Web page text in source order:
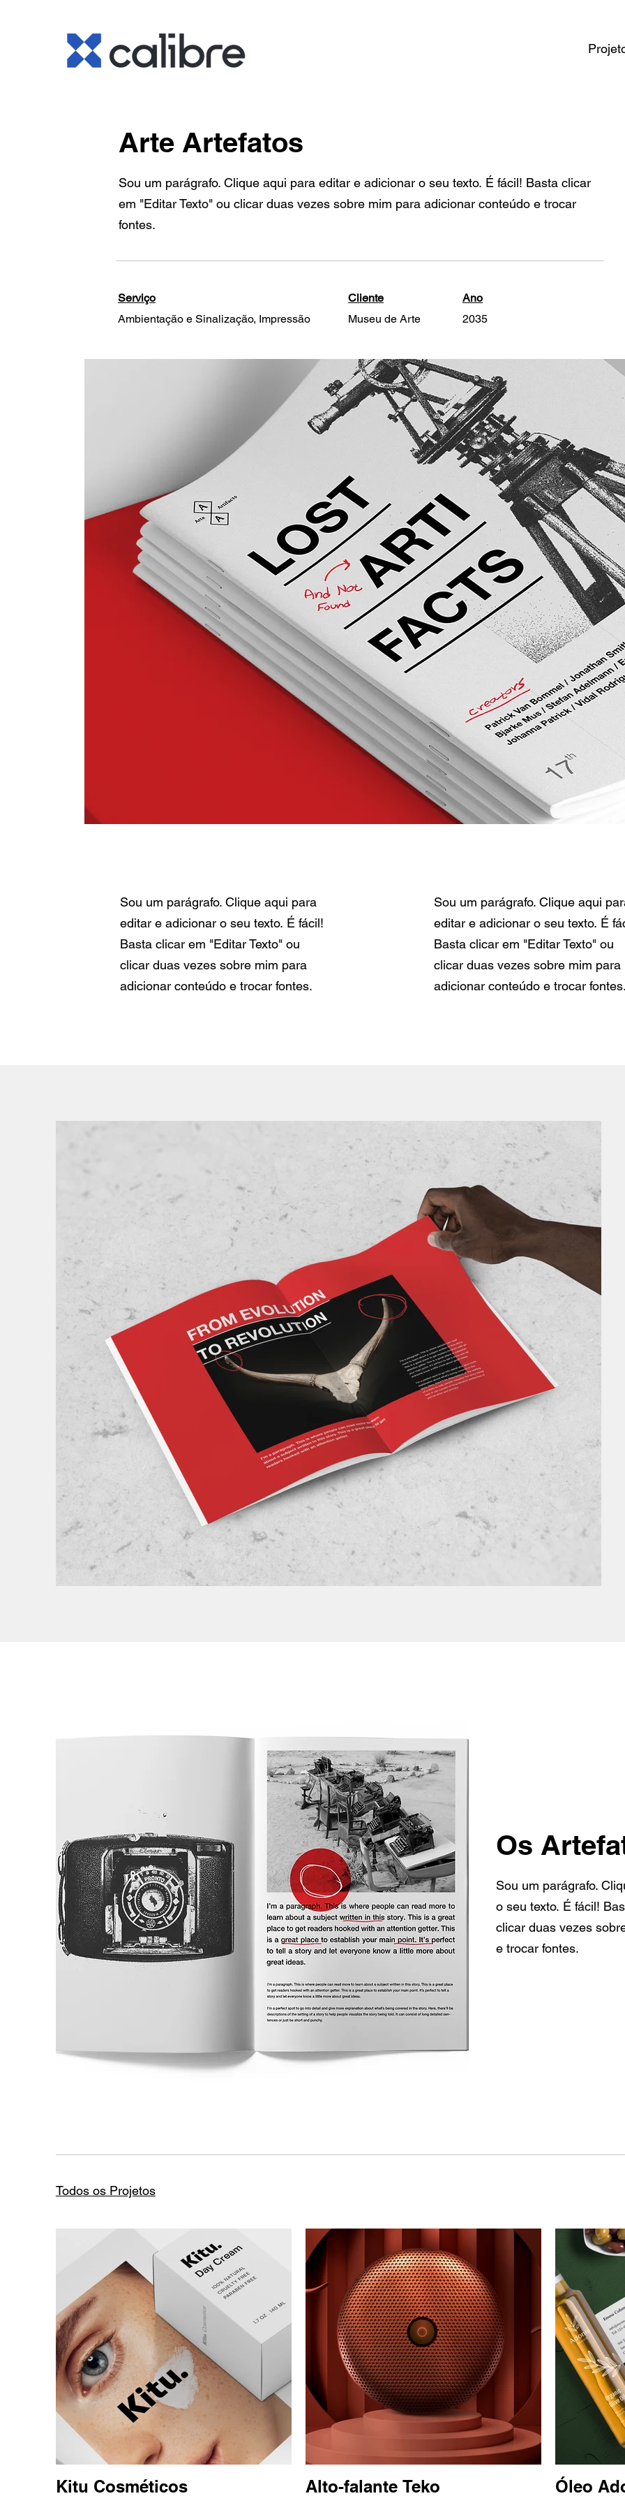
Arte Artefatos
Sou um parágrafo. Clique aqui para editar e adicionar o seu texto. É fácil! Basta clicar
em "Editar Texto" ou clicar duas vezes sobre mim para adicionar conteúdo e trocar
fontes.
Serviço
Ambientação e Sinalização, Impressão
Cliente
Museu de Arte
Ano
2035
Sou um parágrafo. Clique aqui para
editar e adicionar o seu texto. É fácil!
Basta clicar em "Editar Texto" ou
clicar duas vezes sobre mim para
adicionar conteúdo e trocar fontes.
Sou um parágrafo. Clique aqui
editar e adicionar o seu texto. É
Basta clicar em "Editar Texto" ou
clicar duas vezes sobre mim para
adicionar conteúdo e trocar
Os
Sou um parágrafo.
o seu texto. É fácil!
clicar duas vezes
e trocar fontes.
Todos os Projetos
Kitu Cosméticos Alto-falante Teko Óleo